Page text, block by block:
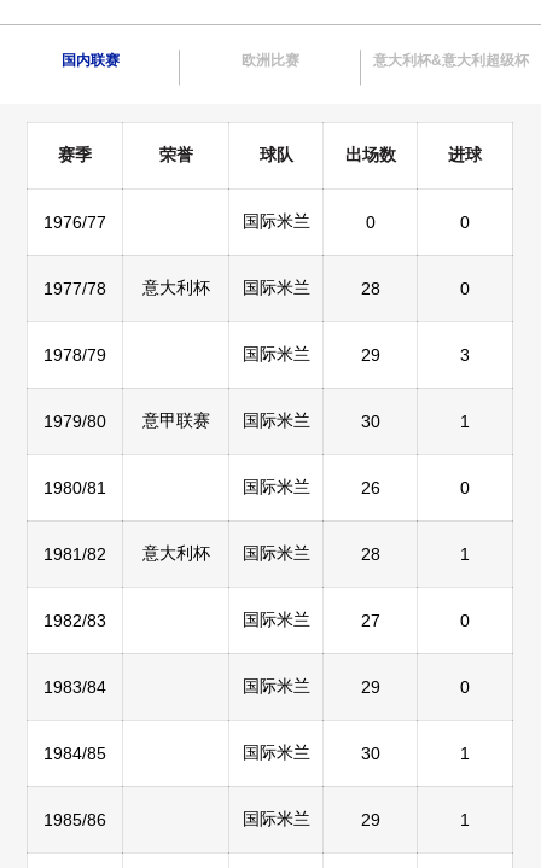
意大利杯&意大利超级杯
欧洲比赛
国内联赛
赛季 荣誉 球队 出场数 进球
1976/77 国际米兰 0 0
1977/78 意大利杯 国际米兰 28 0
1978/79 国际米兰 29 3
1979/80 意甲联赛 国际米兰 30 1
1980/81 国际米兰 26 0
1981/82 意大利杯 国际米兰 28 1
1982/83 国际米兰 27 0
1983/84 国际米兰 29 0
1984/85 国际米兰 30 1
1985/86 国际米兰 29 1